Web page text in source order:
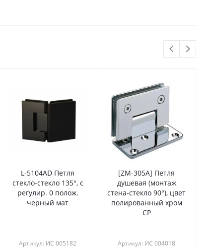
L-5104AD Петля
стекло-стекло 135°, с
регулир. 0 полож.
черный мат
Артикул: ИС 005182
[ZM-305A] Петля
душевая (монтаж
стена-стекло 90°), цвет
полированный хром
CP
Артикул: ИС 004018